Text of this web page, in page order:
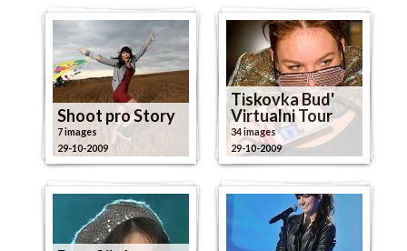
Shoot pro Story
7 images
29-10-2009
Tiskovka Bud'
Virtualni Tour
34 images
29-10-2009